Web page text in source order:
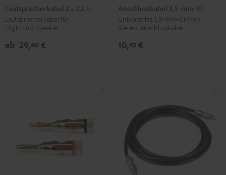
2
x
2,5
mm²
Lautsprecherkabel 2 x 2,5 mm²
Lautsprecherkabel für
High‑End‑Speaker
ab 29,40 €
3,5-
mm-
Klinke
Schwarz
Anschlusskabel 3,5-mm-Klinke
Universelles 3,5-mm-Klinken-
Stereo-Anschlusskabel
10,92 €